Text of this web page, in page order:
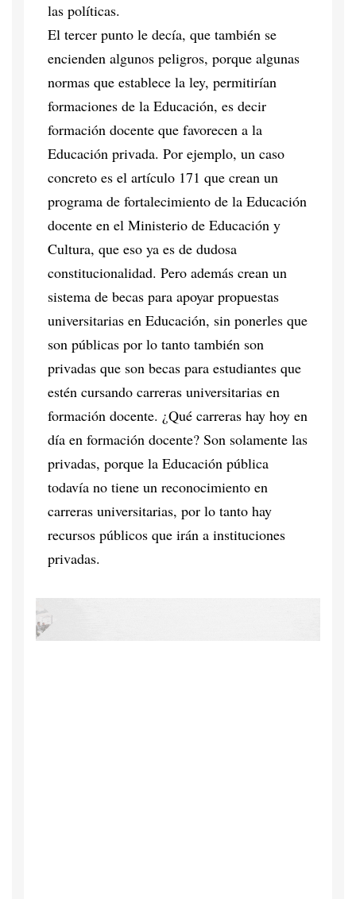
las políticas.
El tercer punto le decía, que también se
encienden algunos peligros, porque algunas
normas que establece la ley, permitirían
formaciones de la Educación, es decir
formación docente que favorecen a la
Educación privada. Por ejemplo, un caso
concreto es el artículo 171 que crean un
programa de fortalecimiento de la Educación
docente en el Ministerio de Educación y
Cultura, que eso ya es de dudosa
constitucionalidad. Pero además crean un
sistema de becas para apoyar propuestas
universitarias en Educación, sin ponerles que
son públicas por lo tanto también son
privadas que son becas para estudiantes que
estén cursando carreras universitarias en
formación docente. ¿Qué carreras hay hoy en
día en formación docente? Son solamente las
privadas, porque la Educación pública
todavía no tiene un reconocimiento en
carreras universitarias, por lo tanto hay
recursos públicos que irán a instituciones
privadas.